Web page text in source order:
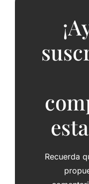
Recuerda